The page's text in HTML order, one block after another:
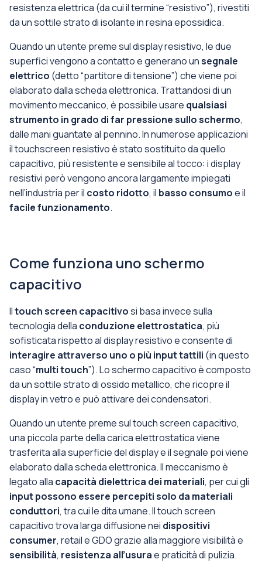
resistenza elettrica (da cui il termine “resistivo”), rivestiti
da un sottile strato di isolante in resina epossidica.
Quando un utente preme sul display resistivo, le due
superfici vengono a contatto e generano unsegnale
elettrico (detto “partitore di tensione”) che viene poi
elaborato dalla scheda elettronica. Trattandosi di un
movimento meccanico, è possibile usare qualsiasi
strumento in grado di far pressione sullo schermo,
dalle mani guantate al pennino. In numerose applicazioni
il touchscreen resistivo è stato sostituito da quello
capacitivo, più resistente e sensibile al tocco: i display
resistivi però vengono ancora largamente impiegati
nell’industria per il costo ridotto, il basso consumoe il
facile funzionamento.
Come funziona uno schermo
capacitivo
Iltouch screen capacitivosi basa invece sulla
tecnologia della conduzione elettrostatica, più
sofisticata rispetto al display resistivo e consente di
interagire attraverso uno o più input tattili (in questo
caso “multi touch”). Lo schermo capacitivo è composto
da un sottile strato di ossido metallico, che ricopre il
display in vetro e può attivare dei condensatori.
Quando un utente preme sul touch screen capacitivo,
una piccola parte della carica elettrostatica viene
trasferita alla superficie del display e il segnale poi viene
elaborato dalla scheda elettronica. Il meccanismo è
legato alla capacità dielettrica dei materiali, per cui gli
input possono essere percepiti solo da materiali
conduttori, tra cui le dita umane. Il touch screen
capacitivo trova larga diffusione nei dispositivi
consumer, retail e GDO grazie alla maggiore visibilità e
sensibilità, resistenza all’usurae praticità di pulizia.